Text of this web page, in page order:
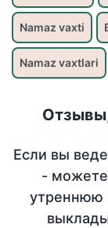
Namaz vaxti
Namaz vaxtlari
Если вы
- можете
утреннюю